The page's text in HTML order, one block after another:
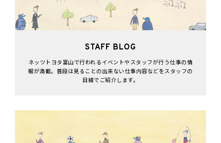
STAFF BLOG
ネッツトヨタ富山で行われるイベントやスタッフが行う仕事の情
報が満載。普段は見ることの出来ない仕事内容などをスタッフの
目線でご紹介します。